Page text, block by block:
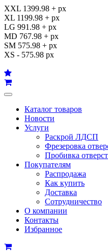
XXL 1399.98 + px
XL 1199.98 + px
LG 991.98 + px
MD 767.98 + px
SM 575.98 + px
XS - 575.98 px
Каталог товаров
Новости
Услуги
Раскрой ЛДСП
Фрезеровка
Пробивка
Покупателям
Распродажа
Как купить
Доставка
Сотрудничество
О компании
Контакты
Избранное